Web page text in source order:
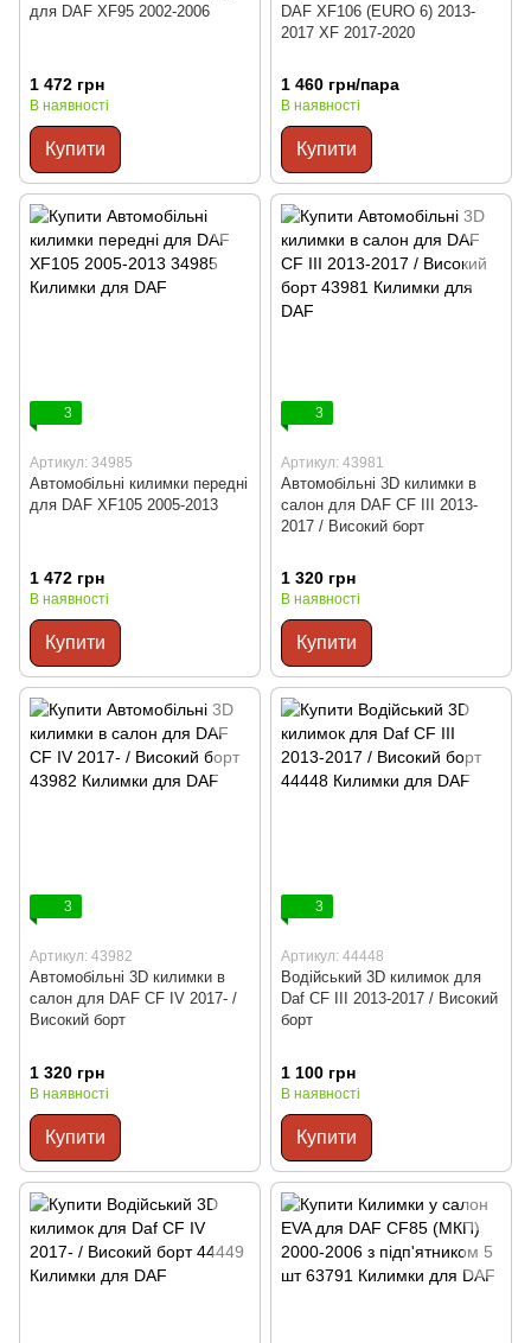
для DAF XF95 2002-2006
1 472 грн
В наявності
Купити
DAF XF106 (EURO 6) 2013-
2017 XF 2017-2020
1 460 грн/пара
В наявності
Купити
3
Артикул: 34985
Автомобільні килимки передні
для DAF XF105 2005-2013
1 472 грн
В наявності
Купити
3
Артикул: 43981
Автомобільні 3D килимки в
салон для DAF CF III 2013-
2017 / Високий борт
1 320 грн
В наявності
Купити
3
Артикул: 43982
Автомобільні 3D килимки в
салон для DAF CF IV 2017- /
Високий борт
1 320 грн
В наявності
Купити
3
Артикул: 44448
Водійський 3D килимок для
Daf CF III 2013-2017 / Високий
борт
1 100 грн
В наявності
Купити